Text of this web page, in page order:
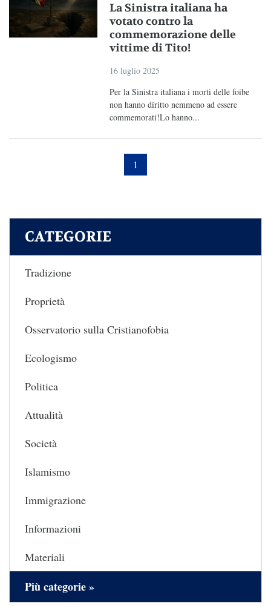
La Sinistra italiana ha
votato contro la
commemorazione delle
vittime di Tito!
16 luglio 2025
Per la Sinistra italiana i morti delle foibe
non hanno diritto nemmeno ad essere
commemorati!Lo hanno...
1
CATEGORIE
Tradizione
Proprietà
Osservatorio sulla Cristianofobia
Ecologismo
Politica
Attualità
Società
Islamismo
Immigrazione
Informazioni
Materiali
Più categorie »